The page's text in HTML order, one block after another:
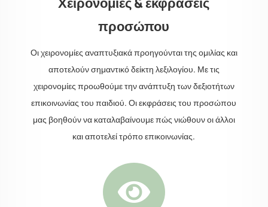
προσώπου
Οι χειρονομίες αναπτυξιακά προηγούνται της ομιλίας και
αποτελούν σημαντικό δείκτη λεξιλογίου. Με τις
χειρονομίες προωθούμε την ανάπτυξη των δεξιοτήτων
επικοινωνίας του παιδιού. Οι εκφράσεις του προσώπου
μας βοηθούν να καταλαβαίνουμε πώς νιώθουν οι άλλοι
και αποτελεί τρόπο επικοινωνίας.
